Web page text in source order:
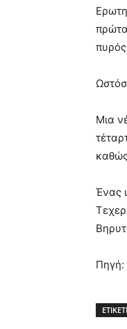
Μια
Ένας